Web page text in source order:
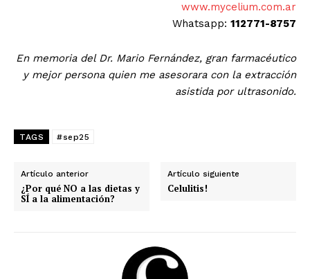
www.mycelium.com.ar
Whatsapp: 112771-8757
En memoria del Dr. Mario Fernández, gran farmacéutico
y mejor persona quien me asesorara con la extracción
asistida por ultrasonido.
TAGS #sep25
Artículo anterior
¿Por qué NO a las dietas y
SÍ a la alimentación?
Artículo siguiente
Celulitis!